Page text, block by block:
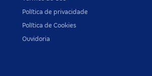
Política de privacidade
Política de Cookies
Ouvidoria